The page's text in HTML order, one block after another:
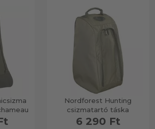
Nordforest Hunting
csizmatartó táska
6 290 Ft